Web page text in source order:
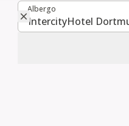
Albergo
Albergo